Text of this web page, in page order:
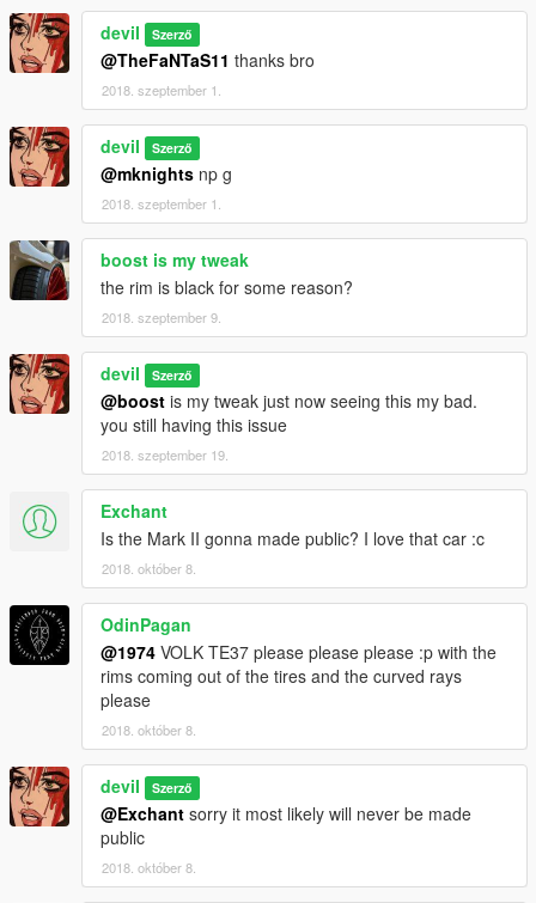
deviI Szerző
@TheFaNTaS11 thanks bro
2018. szeptember 1.
deviI Szerző
@mknights np g
2018. szeptember 1.
boost is my tweak
the rim is black for some reason?
2018. szeptember 9.
deviI Szerző
@boost is my tweak just now seeing this my bad.
you still having this issue
2018. szeptember 19.
Exchant
Is the Mark II gonna made public? I love that car :c
2018. október 8.
OdinPagan
@1974 VOLK TE37 please please please :p with the
rims coming out of the tires and the curved rays
please
2018. október 8.
deviI Szerző
@Exchant sorry it most likely will never be made
public
2018. október 8.